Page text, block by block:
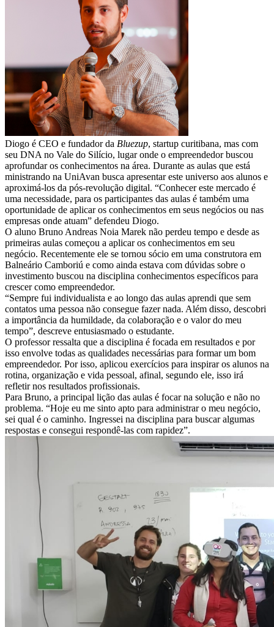
Diogo é CEO e fundador da Bluezup, startup curitibana, mas com
seu DNA no Vale do Silício, lugar onde o empreendedor buscou
aprofundar os conhecimentos na área. Durante as aulas que está
ministrando na UniAvan busca apresentar este universo aos alunos e
aproximá-los da pós-revolução digital. “Conhecer este mercado é
uma necessidade, para os participantes das aulas é também uma
oportunidade de aplicar os conhecimentos em seus negócios ou nas
empresas onde atuam” defendeu Diogo.
O aluno Bruno Andreas Noia Marek não perdeu tempo e desde as
primeiras aulas começou a aplicar os conhecimentos em seu
negócio. Recentemente ele se tornou sócio em uma construtora em
Balneário Camboriú e como ainda estava com dúvidas sobre o
investimento buscou na disciplina conhecimentos específicos para
crescer como empreendedor.
“Sempre fui individualista e ao longo das aulas aprendi que sem
contatos uma pessoa não consegue fazer nada. Além disso, descobri
a importância da humildade, da colaboração e o valor do meu
tempo”, descreve entusiasmado o estudante.
O professor ressalta que a disciplina é focada em resultados e por
isso envolve todas as qualidades necessárias para formar um bom
empreendedor. Por isso, aplicou exercícios para inspirar os alunos na
rotina, organização e vida pessoal, afinal, segundo ele, isso irá
refletir nos resultados profissionais.
Para Bruno, a principal lição das aulas é focar na solução e não no
problema. “Hoje eu me sinto apto para administrar o meu negócio,
sei qual é o caminho. Ingressei na disciplina para buscar algumas
respostas e consegui respondê-las com rapidez”.